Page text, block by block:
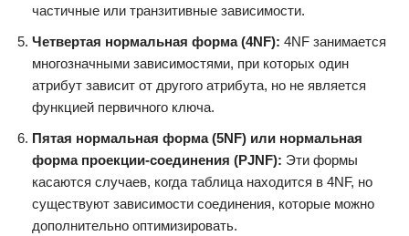
частичные или транзитивные зависимости.
Четвертая нормальная форма (4NF): 4NF занимается
многозначными зависимостями, при которых один
атрибут зависит от другого атрибута, но не является
функцией первичного ключа.
Пятая нормальная форма (5NF) или нормальная
форма проекции-соединения (PJNF): Эти формы
касаются случаев, когда таблица находится в 4NF, но
существуют зависимости соединения, которые можно
дополнительно оптимизировать.